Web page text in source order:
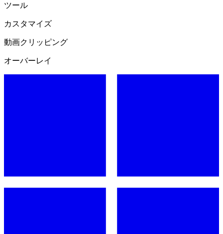
ツール
カスタマイズ
動画クリッピング
オーバーレイ